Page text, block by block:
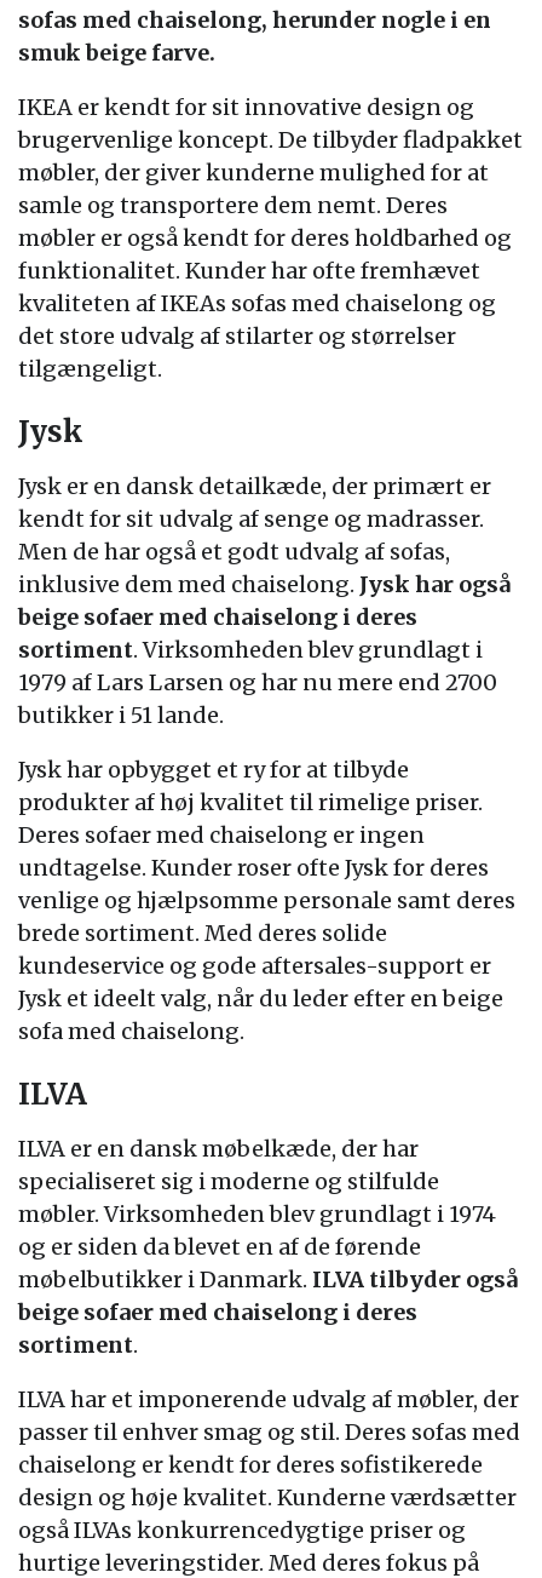
sofas med chaiselong, herunder nogle i en
smuk beige farve.
IKEA er kendt for sit innovative design og
brugervenlige koncept. De tilbyder fladpakket
møbler, der giver kunderne mulighed for at
samle og transportere dem nemt. Deres
møbler er også kendt for deres holdbarhed og
funktionalitet. Kunder har ofte fremhævet
kvaliteten af IKEAs sofas med chaiselong og
det store udvalg af stilarter og størrelser
tilgængeligt.
Jysk
Jysk er en dansk detailkæde, der primært er
kendt for sit udvalg af senge og madrasser.
Men de har også et godt udvalg af sofas,
inklusive dem med chaiselong. Jysk har også
beige sofaer med chaiselong i deres
sortiment. Virksomheden blev grundlagt i
1979 af Lars Larsen og har nu mere end 2700
butikker i 51 lande.
Jysk har opbygget et ry for at tilbyde
produkter af høj kvalitet til rimelige priser.
Deres sofaer med chaiselong er ingen
undtagelse. Kunder roser ofte Jysk for deres
venlige og hjælpsomme personale samt deres
brede sortiment. Med deres solide
kundeservice og gode aftersales-support er
Jysk et ideelt valg, når du leder efter en beige
sofa med chaiselong.
ILVA
ILVA er en dansk møbelkæde, der har
specialiseret sig i moderne og stilfulde
møbler. Virksomheden blev grundlagt i 1974
og er siden da blevet en af de førende
møbelbutikker i Danmark. ILVA tilbyder også
beige sofaer med chaiselong i deres
sortiment.
ILVA har et imponerende udvalg af møbler, der
passer til enhver smag og stil. Deres sofas med
chaiselong er kendt for deres sofistikerede
design og høje kvalitet. Kunderne værdsætter
også ILVAs konkurrencedygtige priser og
hurtige leveringstider. Med deres fokus på